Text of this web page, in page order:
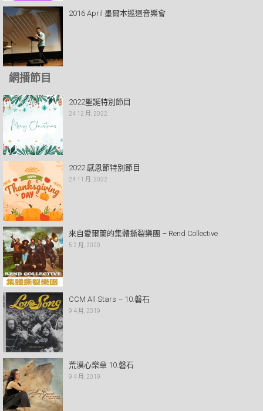
2016 April 墨爾本巡迴音樂會
網播節目
2022聖誕特別節目
24 12 月, 2022
2022 感恩節特別節目
24 11 月, 2022
來自愛爾蘭的集體撕裂樂團 – Rend Collective
5 2 月, 2020
CCM All Stars – 10.磐石
9 4 月, 2019
荒漠心樂章 10.磐石
9 4 月, 2019